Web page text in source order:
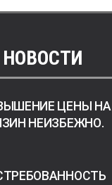
ЦЕНЫ НА
НЕИЗБЕЖНО.